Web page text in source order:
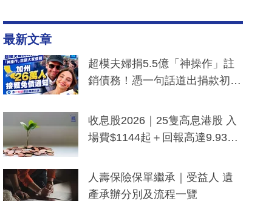
最新文章
超模夫婦捐5.5億「神操作」註
銷債務！憑一句話道出捐款初
一度被誤當詐騙手段
收息股2026｜25隻高息港股 入
場費$1144起＋回報高達9.93
人壽保險保單繼承｜受益人 遺
產承辦分別及流程一覽